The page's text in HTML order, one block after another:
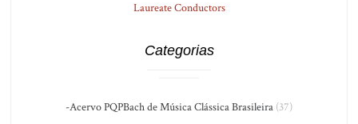
Laureate Conductors
Categorias
-Acervo PQPBach de Música Clássica Brasileira (37)